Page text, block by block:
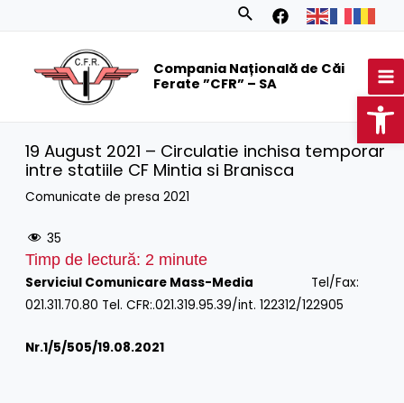
Search
Compania Națională de Căi
Ferate ”CFR” – SA
19 August 2021 – Circulatie inchisa temporar
intre statiile CF Mintia si Branisca
Comunicate de presa 2021
35
Timp de lectură: 2 minute
Serviciul Comunicare Mass-Media Tel/Fax:
021.311.70.80 Tel. CFR:.021.319.95.39/int. 122312/122905
Nr.1/5/505/19.08.2021